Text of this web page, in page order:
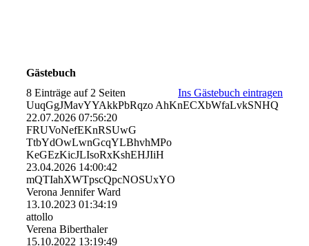
Gästebuch
8 Einträge auf 2 Seiten
Ins Gästebuch eintragen
UuqGgJMavYYAkkPbRqzo AhKnECXbWfaLvkSNHQ
22.07.2026 07:56:20
FRUVoNefEKnRSUwG
TtbYdOwLwnGcqYLBhvhMPo
KeGEzKicJLIsoRxKshEHJIiH
23.04.2026 14:00:42
mQTIahXWTpscQpcNOSUxYO
Verona Jennifer Ward
13.10.2023 01:34:19
attollo
Verena Biberthaler
15.10.2022 13:19:49